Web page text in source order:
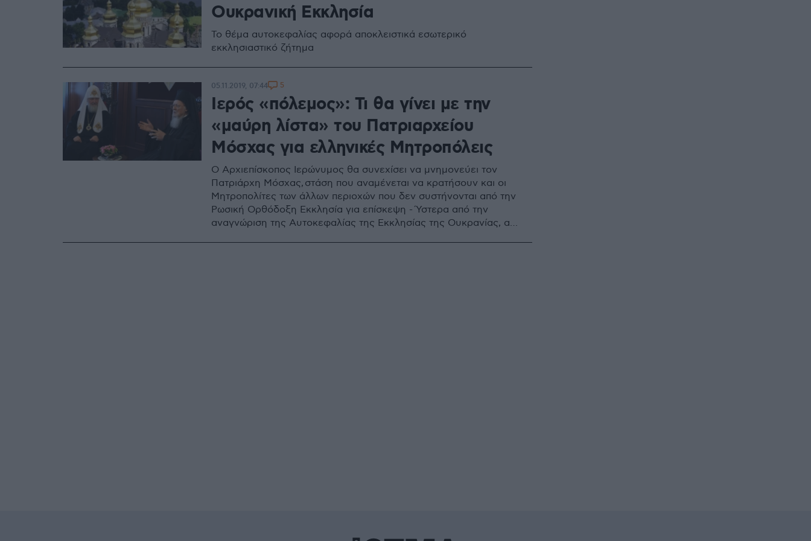
Ουκρανική Εκκλησία
Το θέμα αυτοκεφαλίας αφορά αποκλειστικά εσωτερικό
εκκλησιαστικό ζήτημα
Ιερός «πόλεμος»: Τι θα γίνει με την
«μαύρη λίστα» του Πατριαρχείου
Μόσχας για ελληνικές Μητροπόλεις
Ο Αρχιεπίσκοπος Ιερώνυμος θα συνεχίσει να μνημονεύει τον
Πατριάρχη Μόσχας, στάση που αναμένεται να κρατήσουν και οι
Μητροπολίτες των άλλων περιοχών που δεν συστήνονται από την
Ρωσική Ορθόδοξη Εκκλησία για επίσκεψη - Ύστερα από την
αναγνώριση της Αυτοκεφαλίας της Εκκλησίας της Ουκρανίας, από
05.11.2019, 07:44 5